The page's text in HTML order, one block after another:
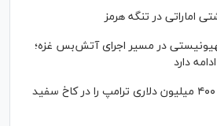
اماراتی در تنگه هرمز
در مسیر اجرای آتش‌بس غزه؛
دارد
دادگاه آمریکا پروژه ۴۰۰ میلیون دلاری ترامپ را در کاخ سفید